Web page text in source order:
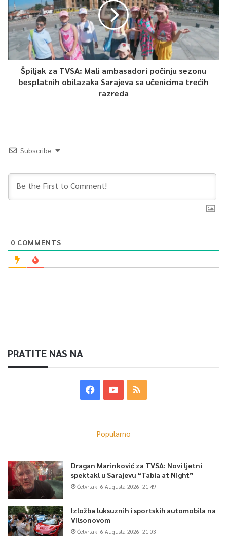
Špiljak za TVSA: Mali ambasadori počinju sezonu
besplatnih obilazaka Sarajeva sa učenicima trećih
razreda
Subscribe
0 COMMENTS
PRATITE NAS NA
Popularno
Dragan Marinković za TVSA: Novi ljetni
spektakl u Sarajevu “Tabia at Night”
Četvrtak, 6 Augusta 2026, 21:49
Izložba luksuznih i sportskih automobila na
Vilsonovom
Četvrtak, 6 Augusta 2026, 21:03